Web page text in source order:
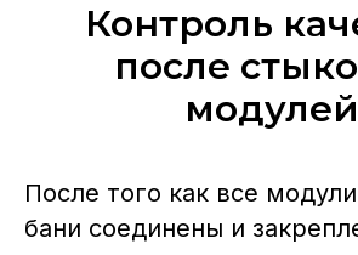
Контроль
после
модулей
После того как все
бани соединены и